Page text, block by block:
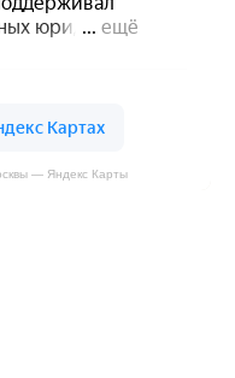
— Яндекс Карты